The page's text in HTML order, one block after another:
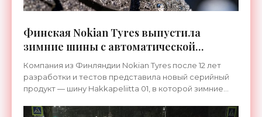
Финская Nokian Tyres выпустила
зимние шины с автоматической
активацией шипов - «Технологии»
Компания из Финляндии Nokian Tyres после 12 лет
разработки и тестов представила новый серийный
продукт — шину Hakkapeliitta 01, в которой зимние
реагируя